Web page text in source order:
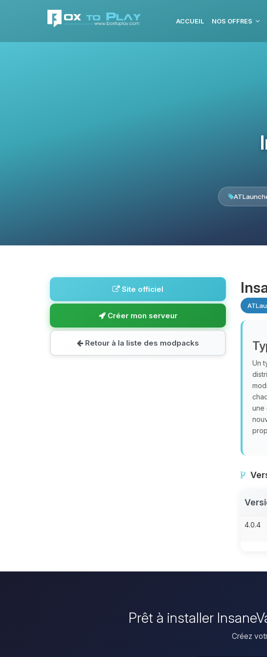
ACCUEIL NOS OFFRES
Site officiel
Créer mon serveur
Retour à la liste des modpacks
Un
une
4.0.4
Prêt à installer
Créez